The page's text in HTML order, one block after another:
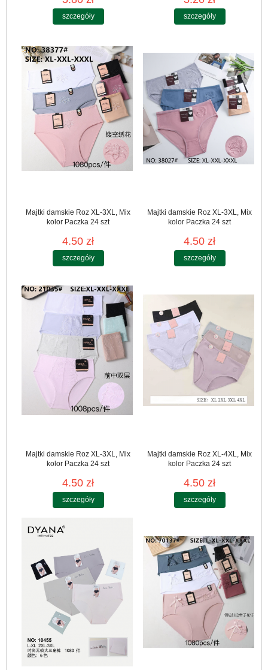
szczegóły szczegóły
Majtki damskie Roz XL-3XL, Mix
kolor Paczka 24 szt
4.50 zł
szczegóły
Majtki damskie Roz XL-3XL, Mix
kolor Paczka 24 szt
4.50 zł
szczegóły
Majtki damskie Roz XL-3XL, Mix
kolor Paczka 24 szt
4.50 zł
szczegóły
Majtki damskie Roz XL-4XL, Mix
kolor Paczka 24 szt
4.50 zł
szczegóły